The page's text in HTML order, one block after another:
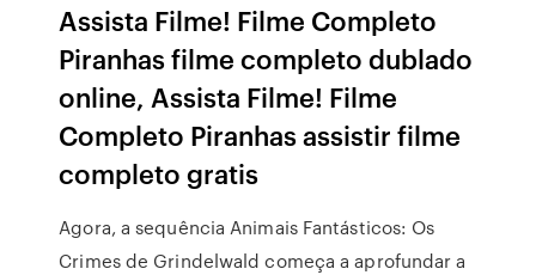
Assista Filme! Filme Completo
Piranhas filme completo dublado
online, Assista Filme! Filme
Completo Piranhas assistir filme
completo gratis
Agora, a sequência Animais Fantásticos: Os
Crimes de Grindelwald começa a aprofundar a